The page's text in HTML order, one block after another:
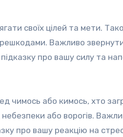
своїх цілей та мети.
Важливо
про вашу силу та
чимось або кимось, хто
або ворогів.
про вашу реакцію на